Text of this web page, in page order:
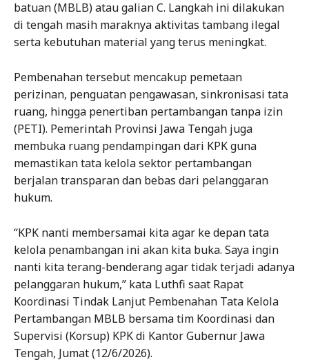
batuan (MBLB) atau galian C. Langkah ini dilakukan
di tengah masih maraknya aktivitas tambang ilegal
serta kebutuhan material yang terus meningkat.
Pembenahan tersebut mencakup pemetaan
perizinan, penguatan pengawasan, sinkronisasi tata
ruang, hingga penertiban pertambangan tanpa izin
(PETI). Pemerintah Provinsi Jawa Tengah juga
membuka ruang pendampingan dari KPK guna
memastikan tata kelola sektor pertambangan
berjalan transparan dan bebas dari pelanggaran
hukum.
“KPK nanti membersamai kita agar ke depan tata
kelola penambangan ini akan kita buka. Saya ingin
nanti kita terang-benderang agar tidak terjadi adanya
pelanggaran hukum,” kata Luthfi saat Rapat
Koordinasi Tindak Lanjut Pembenahan Tata Kelola
Pertambangan MBLB bersama tim Koordinasi dan
Supervisi (Korsup) KPK di Kantor Gubernur Jawa
Tengah, Jumat (12/6/2026).